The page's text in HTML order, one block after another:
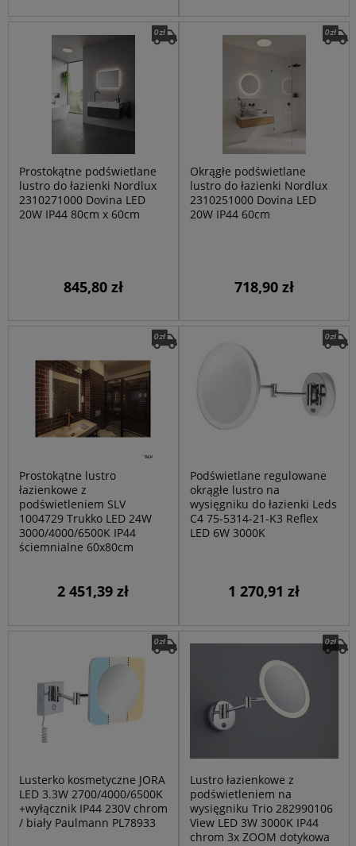
Prostokątne podświetlane
lustro do łazienki Nordlux
2310271000 Dovina LED
20W IP44 80cm x 60cm
845,80 zł
Okrągłe podświetlane
lustro do łazienki Nordlux
2310251000 Dovina LED
20W IP44 60cm
718,90 zł
Prostokątne lustro
łazienkowe z
podświetleniem SLV
1004729 Trukko LED 24W
3000/4000/6500K IP44
ściemnialne 60x80cm
2 451,39 zł
Podświetlane regulowane
okrągłe lustro na
wysięgniku do łazienki Leds
C4 75-5314-21-K3 Reflex
LED 6W 3000K
1 270,91 zł
Lusterko kosmetyczne JORA
LED 3.3W 2700/4000/6500K
+wyłącznik IP44 230V chrom
/ biały Paulmann PL78933
Lustro łazienkowe z
podświetleniem na
wysięgniku Trio 282990106
View LED 3W 3000K IP44
chrom 3x ZOOM dotykowa